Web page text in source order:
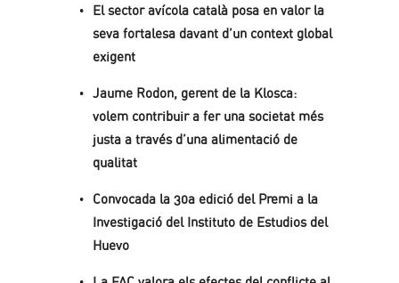
El sector avícola català posa en valor la
seva fortalesa davant d’un context global
exigent
Jaume Rodon, gerent de la Klosca:
volem contribuir a fer una societat més
justa a través d’una alimentació de
qualitat
Convocada la 30a edició del Premi a la
Investigació del Instituto de Estudios del
Huevo